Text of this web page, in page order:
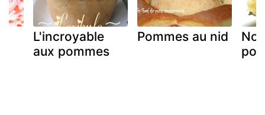
L'incroyable
aux pommes
Pommes au nid